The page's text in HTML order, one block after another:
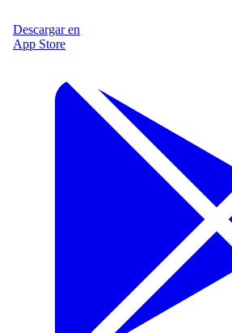
Descargar en
App Store